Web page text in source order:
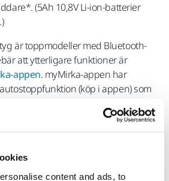
content and ads, to
(5Ah 10,8V Li-ion-batterier
är toppmodeller med Bluetooth-
att ytterligare funktioner är
appen. myMirka-appen har
(köp i appen) som